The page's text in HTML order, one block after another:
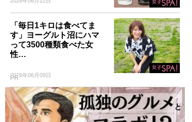
「毎日1キロは食べてま
す」ヨーグルト沼にハマ
って3500種類食べた女
性…
2026年06月09日
PR